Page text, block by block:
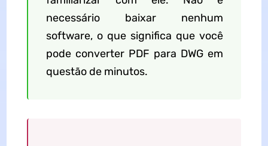
necessário baixar nenhum
software, o que significa que você
pode converter PDF para DWG em
questão de minutos.